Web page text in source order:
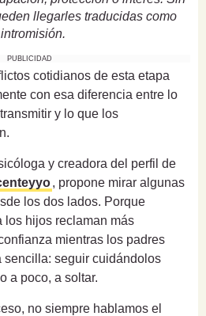
llegarles traducidas como
PUBLICIDAD
cotidianos de esta etapa
con esa diferencia entre lo
y lo que los
y creadora del perfil de
, propone mirar algunas
los dos lados. Porque
los hijos reclaman más
mientras los padres
sencilla: seguir cuidándolos
a poco, a soltar.
no siempre hablamos el